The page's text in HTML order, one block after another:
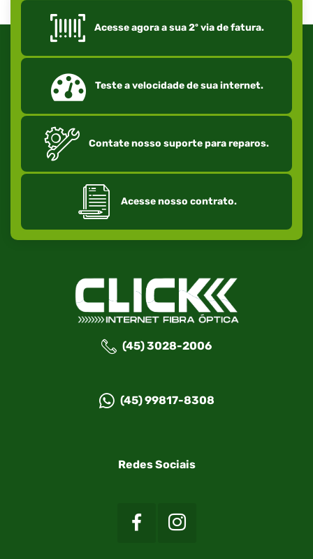
Acesse agora a sua 2º via de fatura.
Teste a velocidade de sua internet.
Contate nosso suporte para reparos.
Acesse nosso contrato.
(45) 3028-2006
(45) 99817-8308
Redes Sociais